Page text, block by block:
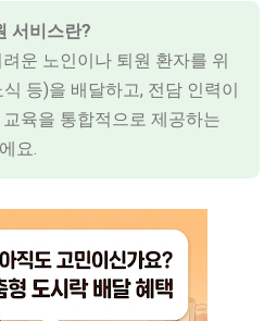
서비스란?
운 노인이나 퇴원 환자를 위
등)을 배달하고, 전담 인력이
육을 통합적으로 제공하는
요.